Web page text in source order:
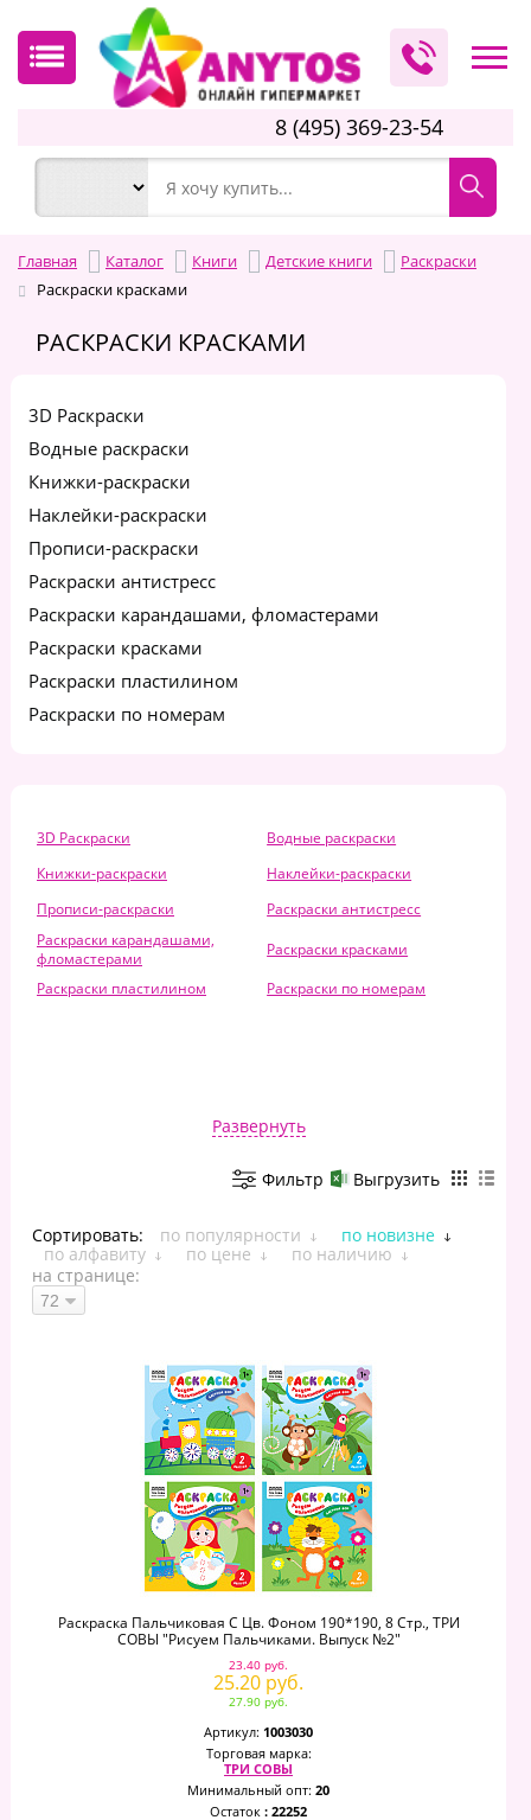
8 (495) 369-23-54
Главная Каталог Книги Детские книги
Раскраски
Раскраски красками
РАСКРАСКИ КРАСКАМИ
3D Раскраски
Водные раскраски
Книжки-раскраски
Наклейки-раскраски
Прописи-раскраски
Раскраски антистресс
Раскраски карандашами, фломастерами
Раскраски красками
Раскраски пластилином
Раскраски по номерам
3D Раскраски
Водные раскраски
Книжки-раскраски
Наклейки-раскраски
Прописи-раскраски
Раскраски антистресс
Раскраски карандашами,
фломастерами
Раскраски красками
Раскраски пластилином
Раскраски по номерам
Развернуть
Фильтр Выгрузить
Сортировать: по популярности
по новизне
по алфавиту
по цене
по наличию
на странице:
Раскраска Пальчиковая С Цв. Фоном 190*190, 8 Стр., ТРИ
СОВЫ "Рисуем Пальчиками. Выпуск №2"
23.40 руб.
25.20 руб.
27.90 руб.
Артикул: 1003030
Торговая марка:
ТРИ СОВЫ
Минимальный опт: 20
Остаток : 22252